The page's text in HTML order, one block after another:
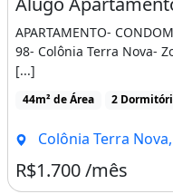
APARTAMENTO-
98- Colônia Terra Nova-
[...]
44m² de Área 2
Colônia Terra
R$1.700 /mês